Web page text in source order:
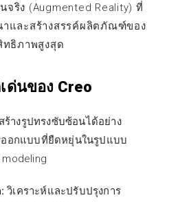
จริง (Augmented Reality) ที่
และสร้างสรรค์ผลิตภัณฑ์ของ
ธิภาพสูงสุด
นของ Creo
สร้างรูปทรงซับซ้อนได้อย่าง
ออกแบบที่ยืดหยุ่นในรูปแบบ
วิเคราะห์และปรับปรุงการ